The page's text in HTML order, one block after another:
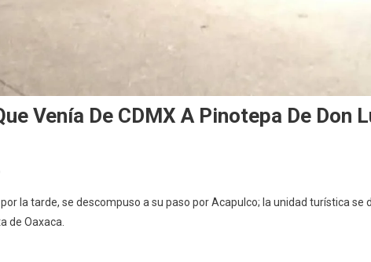
Venía De CDMX A Pinotepa De Don
Descompuso
Autobús
la tarde, se descompuso a su paso por Acapulco; la unidad turística se
de Oaxaca.